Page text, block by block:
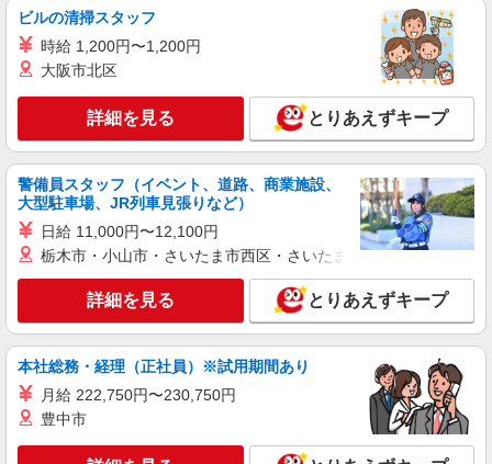
します。 ※AP評価制度：あり 年1回の評価によ
り時給を見直します。 ※アルバイト賞与（寸
志）：あり 年2回。勤続年数により金額UP。
イリーゼ狭山・富士見 （埼玉県狭山市入間川
詳細を見る
正社員
株式会社HITOWA フードサービスカンパニー
福祉施設での調理師（エリアチーフ）【正社
員】
月給28万円〜30万円 ※給与は経験や前職給与
に応じて決定します。 賞与年2回
ホームステーション狭山 （埼玉県狭山市入間
川1528-1）
キープ 詳細を見る
正社員
ビルの清掃スタッフ
時給 1,200円〜1,200円
大阪市北区
詳細を見る とりあえずキープ
警備員スタッフ（イベント、道路、商業施設、
大型駐車場、JR列車見張りなど）
日給 11,000円〜12,100円
栃木市・小山市・さいたま市西区・さいたま市岩槻区・久喜市・
詳細を見る とりあえずキープ
本社総務・経理（正社員）※試用期間あり
月給 222,750円〜230,750円
豊中市